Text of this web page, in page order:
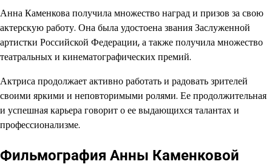
Анна Каменкова получила множество наград и призов за свою
актерскую работу. Она была удостоена звания Заслуженной
артистки Российской Федерации, а также получила множество
театральных и кинематографических премий.
Актриса продолжает активно работать и радовать зрителей
своими яркими и неповторимыми ролями. Ее продолжительная
и успешная карьера говорит о ее выдающихся талантах и
профессионализме.
Фильмография Анны Каменковой